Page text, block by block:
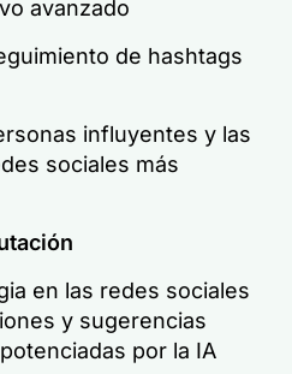
avanzado
de hashtags
influyentes y las
sociales más
en las redes sociales
y sugerencias
por la IA